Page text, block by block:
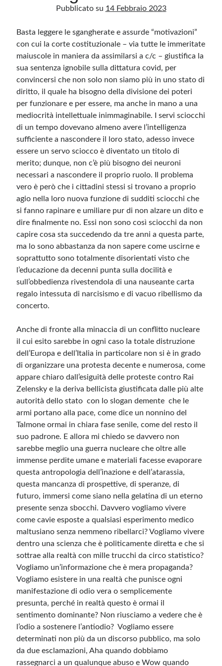
Archivio
Archivi
Categorie
Categorie
Questo blog non rappresenta una testata giornalistica, in quanto viene aggiornato
senza alcuna periodicità. Non può pertanto considerarsi un prodotto editoriale ai
sensi della legge n· 62 del 7.03.2001. L’autore non è responsabile di quanto
pubblicato dai lettori nei commenti ai vari post. Saranno comunque cancellati quelli
ritenuti offensivi o lesivi dell’immagine o dell’onorabilità di terzi, di genere spam,
razzisti o che contengano dati personali non conformi al rispetto delle norme sulla
considerate di pubblico dominio. Qualora la loro pubblicazione violasse eventuali
immediatamente rimosse. L’autore del blog non è responsabile dei siti collegati
tramite link né del loro contenuto, che può essere soggetto a variazioni nel tempo.
Meta
Accedi
WordPress.org
Pubblicato su 14 Febbraio 2023
Basta leggere le sgangherate e assurde “motivazioni”
con cui la corte costituzionale – via tutte le immeritate
maiuscole in maniera da assimilarsi a c/c – giustifica la
sua sentenza ignobile sulla dittatura covid, per
convincersi che non solo non siamo più in uno stato di
diritto, il quale ha bisogno della divisione dei poteri
per funzionare e per essere, ma anche in mano a una
mediocrità intellettuale inimmaginabile. I servi sciocchi
di un tempo dovevano almeno avere l’intelligenza
sufficiente a nascondere il loro stato, adesso invece
essere un servo sciocco è diventato un titolo di
merito; dunque, non c’è più bisogno dei neuroni
necessari a nascondere il proprio ruolo. Il problema
vero è però che i cittadini stessi si trovano a proprio
agio nella loro nuova funzione di sudditi sciocchi che
si fanno rapinare e umiliare pur di non alzare un dito e
dire finalmente no. Essi non sono così sciocchi da non
capire cosa sta succedendo da tre anni a questa parte,
ma lo sono abbastanza da non sapere come uscirne e
soprattutto sono totalmente disorientati visto che
l’educazione da decenni punta sulla docilità e
sull’obbedienza rivestendola di una nauseante carta
regalo intessuta di narcisismo e di vacuo ribellismo da
concerto.
Anche di fronte alla minaccia di un conflitto nucleare
il cui esito sarebbe in ogni caso la totale distruzione
dell’Europa e dell’Italia in particolare non si è in grado
di organizzare una protesta decente e numerosa, come
appare chiaro dall’esiguità delle proteste contro Rai
Zelensky e la deriva bellicista giustificata dalle più alte
autorità dello stato con lo slogan demente che le
armi portano alla pace, come dice un nonnino del
Talmone ormai in chiara fase senile, come del resto il
suo padrone. E allora mi chiedo se davvero non
sarebbe meglio una guerra nucleare che oltre alle
immense perdite umane e materiali facesse evaporare
questa antropologia dell’inazione e dell’atarassia,
questa mancanza di prospettive, di speranze, di
futuro, immersi come siano nella gelatina di un eterno
presente senza sbocchi. Davvero vogliamo vivere
come cavie esposte a qualsiasi esperimento medico
maltusiano senza nemmeno ribellarci? Vogliamo vivere
dentro una scienza che è politicamente diretta e che si
sottrae alla realtà con mille trucchi da circo statistico?
Vogliamo un’informazione che è mera propaganda?
Vogliamo esistere in una realtà che punisce ogni
manifestazione di odio vera o semplicemente
presunta, perché in realtà questo è ormai il
sentimento dominante? Non riusciamo a vedere che è
l’odio a sostenere l’antiodio? Vogliamo essere
determinati non più da un discorso pubblico, ma solo
da due esclamazioni, Aha quando dobbiamo
rassegnarci a un qualunque abuso e Wow quando